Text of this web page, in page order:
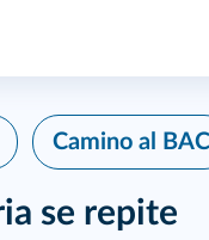
Camino al BAC
se repite